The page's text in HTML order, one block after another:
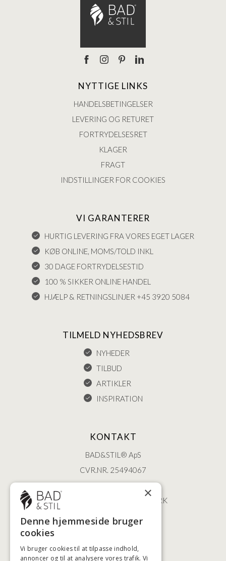
NYTTIGE LINKS
HANDELSBETINGELSER
LEVERING OG RETURET
FORTRYDELSESRET
KLAGER
FRAGT
INDSTILLINGER FOR COOKIES
VI GARANTERER
HURTIG LEVERING FRA VORES EGET LAGER
KØB ONLINE, MOMS/TOLD INKL
30 DAGE FORTRYDELSESTID
100 % SIKKER ONLINE HANDEL
HJÆLP & RETNINGSLINJER +45 3920 5084
TILMELD NYHEDSBREV
NYHEDER
TILBUD
ARTIKLER
INSPIRATION
KONTAKT
BAD&STIL® ApS
CVR.NR. 25494067
ØSTERBROGADE 202
2100 KØBENHAVN • DANMARK
+45 3920 5084
×
Denne hjemmeside bruger
cookies
Vi bruger cookies til at tilpasse indhold,
annoncer og til at analysere vores trafik. Vi